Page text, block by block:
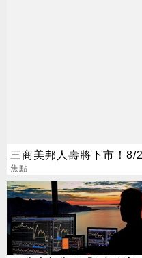
三商美邦人壽將下市！8/
焦點